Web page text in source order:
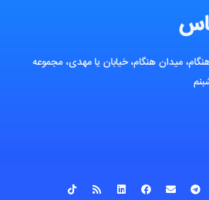
میدان هنگام، خیابان یا مهدی، مجموعه